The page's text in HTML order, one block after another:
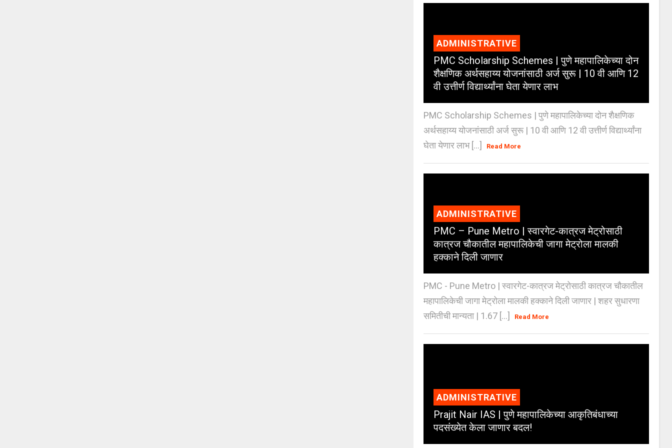
ADMINISTRATIVE
PMC Scholarship Schemes | पुणे महापालिकेच्या दोन
शैक्षणिक अर्थसहाय्य योजनांसाठी अर्ज सुरू | 10 वी आणि 12
वी उत्तीर्ण विद्यार्थ्यांना घेता येणार लाभ
PMC Scholarship Schemes | पुणे महापालिकेच्या दोन शैक्षणिक
अर्थसहाय्य योजनांसाठी अर्ज सुरू | 10 वी आणि 12 वी उत्तीर्ण विद्यार्थ्यांना
घेता येणार लाभ [...]
Read More
ADMINISTRATIVE
PMC – Pune Metro | स्वारगेट-कात्रज मेट्रोसाठी
कात्रज चौकातील महापालिकेची जागा मेट्रोला मालकी
हक्काने दिली जाणार
PMC - Pune Metro | स्वारगेट-कात्रज मेट्रोसाठी कात्रज चौकातील
महापालिकेची जागा मेट्रोला मालकी हक्काने दिली जाणार | शहर सुधारणा
समितीची मान्यता | 1.67 [...]
Read More
ADMINISTRATIVE
Prajit Nair IAS | पुणे महापालिकेच्या आकृतिबंधाच्या
पदसंख्येत केला जाणार बदल!